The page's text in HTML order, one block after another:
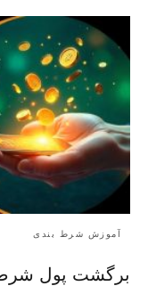
آموزش شرط بندی
برگشت پول شرط